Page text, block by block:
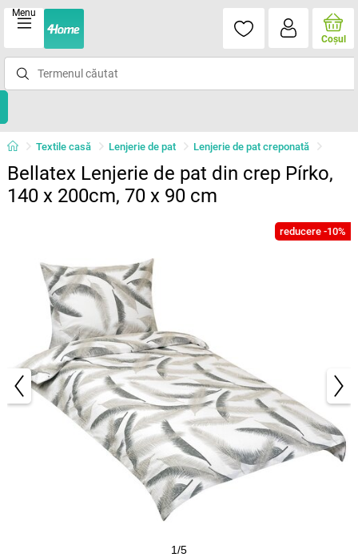
Menu
Coşul
Textile casă Lenjerie de pat Lenjerie de pat creponată
Bellatex Lenjerie de pat din crep Pírko,
140 x 200cm, 70 x 90 cm
reducere -10%
1/5